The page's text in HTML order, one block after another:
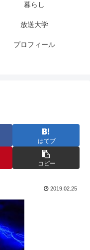
暮らし
放送大学
プロフィール
はてブ
コピー
2019.02.25